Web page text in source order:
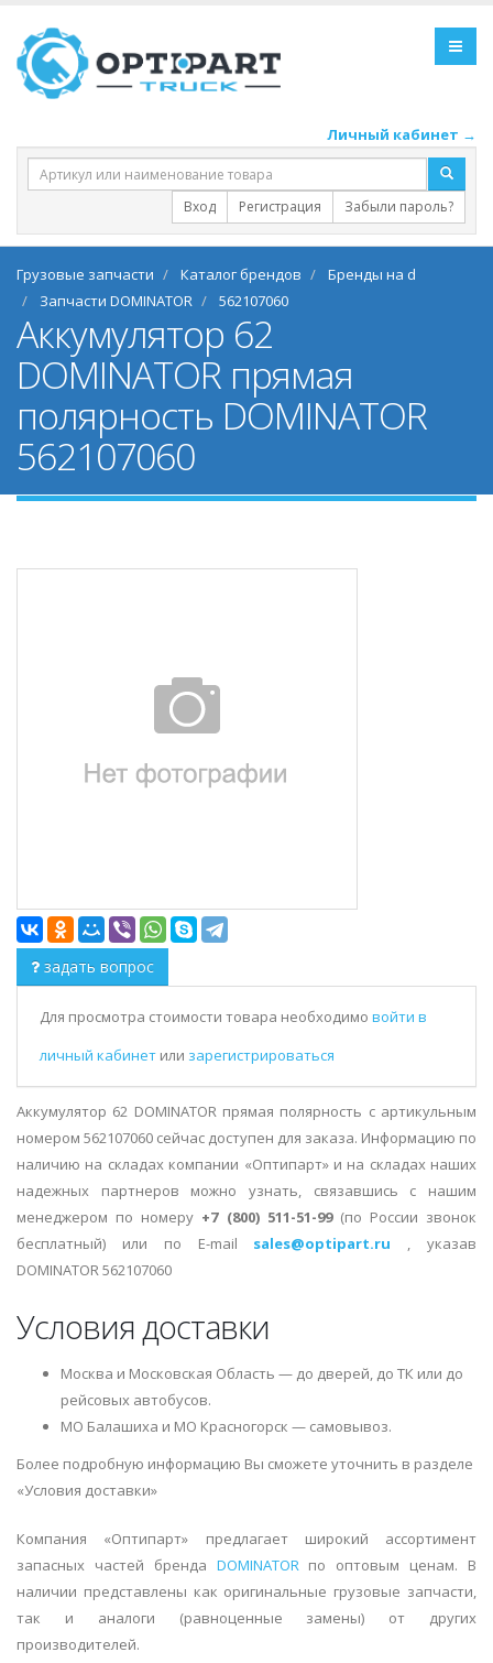
Личный кабинет →
Вход Регистрация Забыли пароль?
Грузовые запчасти Каталог брендов
Бренды на d
Запчасти DOMINATOR
562107060
Аккумулятор 62
DOMINATOR прямая
полярность DOMINATOR
562107060
задать вопрос
Для просмотра стоимости товара необходимо войти в
личный кабинет или зарегистрироваться
Аккумулятор 62 DOMINATOR прямая полярность с артикульным
номером 562107060 сейчас доступен для заказа. Информацию по
наличию на складах компании «Оптипарт» и на складах наших
надежных партнеров можно узнать, связавшись с нашим
менеджером по номеру +7 (800) 511-51-99(по России звонок
бесплатный) или по E-mail sales@optipart.ru
, указав
DOMINATOR 562107060
Условия доставки
Москва и Московская Область — до дверей, до ТК или до
рейсовых автобусов.
МО Балашиха и МО Красногорск — самовывоз.
Более подробную информацию Вы сможете уточнить в разделе
«Условия доставки»
Компания «Оптипарт» предлагает широкий ассортимент
запасных частей бренда DOMINATORпо оптовым ценам. В
наличии представлены как оригинальные грузовые запчасти,
так и аналоги (равноценные замены) от других
производителей.